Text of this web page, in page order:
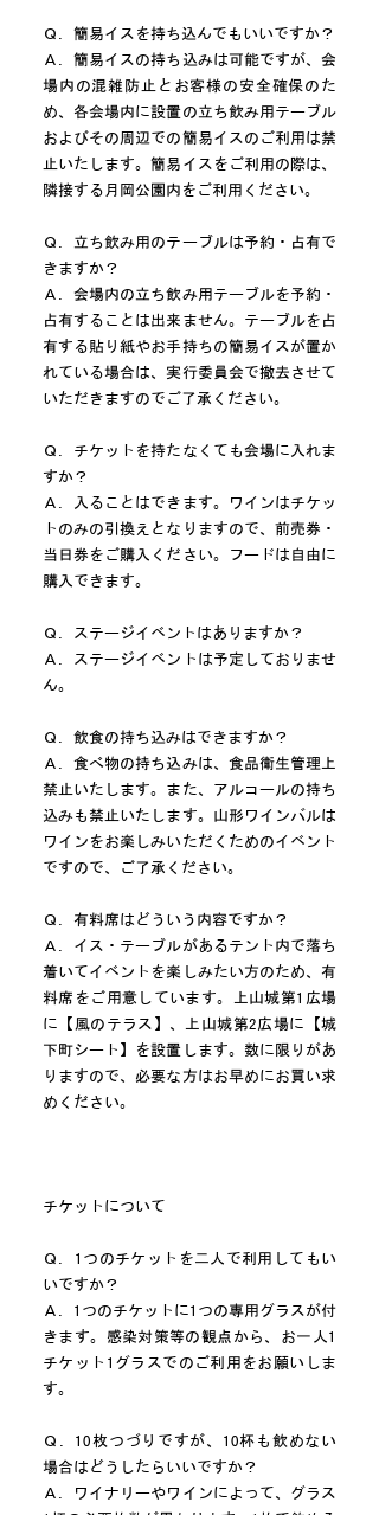
Ｑ．簡易イスを持ち込んでもいいですか？
Ａ．簡易イスの持ち込みは可能ですが、会
場内の混雑防止とお客様の安全確保のた
め、各会場内に設置の立ち飲み用テーブル
およびその周辺での簡易イスのご利用は禁
止いたします。簡易イスをご利用の際は、
隣接する月岡公園内をご利用ください。
Ｑ．立ち飲み用のテーブルは予約・占有で
きますか？
Ａ．会場内の立ち飲み用テーブルを予約・
占有することは出来ません。テーブルを占
有する貼り紙やお手持ちの簡易イスが置か
れている場合は、実行委員会で撤去させて
いただきますのでご了承ください。
Ｑ．チケットを持たなくても会場に入れま
すか？
Ａ．入ることはできます。ワインはチケッ
トのみの引換えとなりますので、前売券・
当日券をご購入ください。フードは自由に
購入できます。
Ｑ．ステージイベントはありますか？
Ａ．ステージイベントは予定しておりませ
ん。
Ｑ．飲食の持ち込みはできますか？
Ａ．食べ物の持ち込みは、食品衛生管理上
禁止いたします。また、アルコールの持ち
込みも禁止いたします。山形ワインバルは
ワインをお楽しみいただくためのイベント
ですので、ご了承ください。
Ｑ．有料席はどういう内容ですか？
Ａ．イス・テーブルがあるテント内で落ち
着いてイベントを楽しみたい方のため、有
料席をご用意しています。上山城第1広場
に【風のテラス】、上山城第2広場に【城
下町シート】を設置します。数に限りがあ
りますので、必要な方はお早めにお買い求
めください。
チケットについて
Ｑ．1つのチケットを二人で利用してもい
いですか？
Ａ．1つのチケットに1つの専用グラスが付
きます。感染対策等の観点から、お一人1
チケット1グラスでのご利用をお願いしま
す。
Ｑ．10枚つづりですが、10杯も飲めない
場合はどうしたらいいですか？
Ａ．ワイナリーやワインによって、グラス